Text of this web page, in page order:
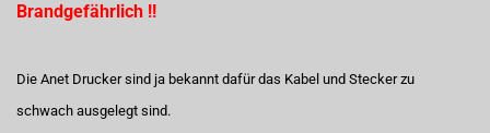
Brandgefährlich !!
Die Anet Drucker sind ja bekannt dafür das Kabel und Stecker zu
schwach ausgelegt sind.